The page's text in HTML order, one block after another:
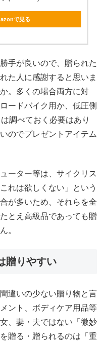
で見る
手が良いので、贈られた
た人に感謝すると思いま
。多くの場合両方に対
ードバイク用か、低圧側
調べておく必要はあり
のでプレゼントアイテム
ーター等は、サイクリス
れは欲しくない」という
が多いため、それらを全
とえ高級品であっても贈
。
贈りやすい
違いの少ない贈り物と言
ント、ボディケア用品等
、妻・夫ではない「微妙
贈る・贈られるのは「重